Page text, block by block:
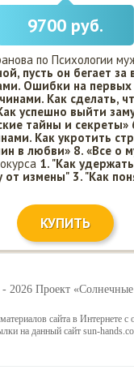
9700 руб.
по Психологии
пусть он бегает за
Ошибки на первых
Как сделать,
успешно выйти
тайны и секреты»
Как укротить
в любви» 8. «Все о
1. "Как
от измены" 3. "Как
КУПИТЬ
2026 Проект
сайта в Интернете с
на данный сайт sun-